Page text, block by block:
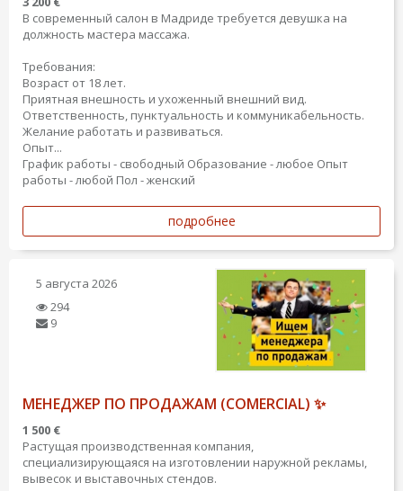
В современный салон в Мадриде требуется девушка на
должность мастера массажа.
Требования:
Возраст от 18 лет.
Приятная внешность и ухоженный внешний вид.
Ответственность, пунктуальность и коммуникабельность.
Желание работать и развиваться.
Опыт...
График работы - свободный Образование - любое Опыт
работы - любой Пол - женский
подробнее
5 августа 2026
294
9
МЕНЕДЖЕР ПО ПРОДАЖАМ (COMERCIAL) ✨
1 500 €
Растущая производственная компания,
специализирующаяся на изготовлении наружной рекламы,
вывесок и выставочных стендов.